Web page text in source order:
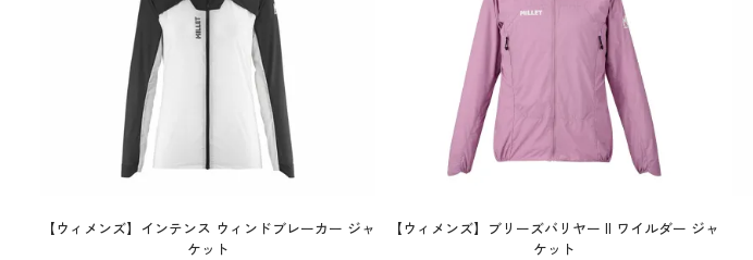
【ウィメンズ】インテンス ウィンドブレーカー ジャ
ケット
【ウィメンズ】ブリーズバリヤー II ワイルダー ジャ
ケット